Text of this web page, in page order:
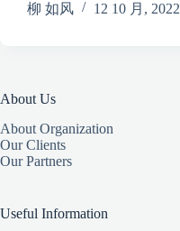
柳 如风
12 10 月, 2022
About Us
About Organization
Our Clients
Our Partners
Useful Information